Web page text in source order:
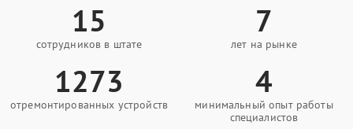
15
сотрудников в штате
7
лет на рынке
1273
отремонтированных устройств
4
минимальный опыт работы
специалистов